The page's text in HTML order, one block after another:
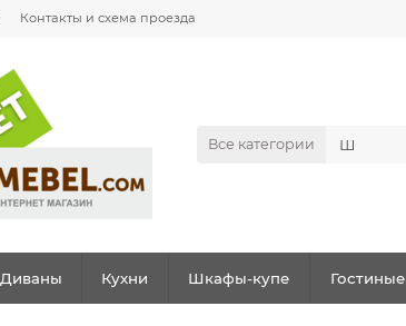
Контакты и схема проезда
Все категории
Диваны Кухни Шкафы-купе Гостиные